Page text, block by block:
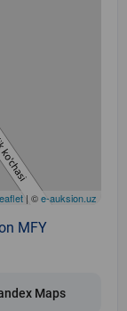
| ©e-auksion.uz
MFY
Maps